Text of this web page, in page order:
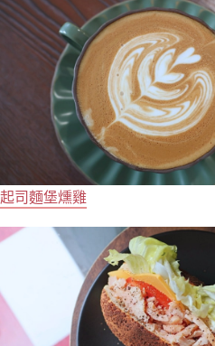
起司麵堡燻雞